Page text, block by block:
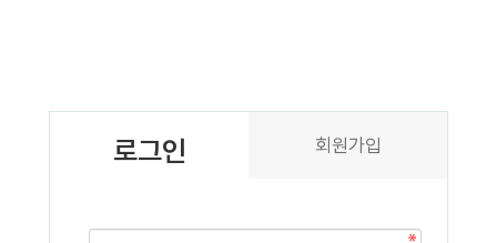
로그인 회원가입